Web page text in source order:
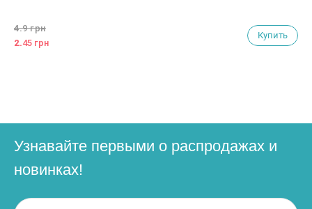
4.9 грн
2.45 грн
Купить
Узнавайте первыми о распродажах и
новинках!